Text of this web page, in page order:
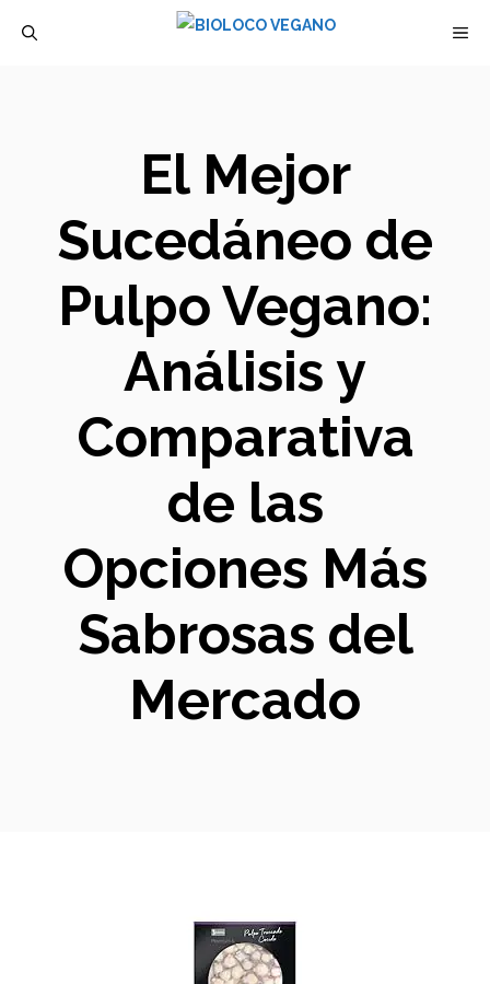
El Mejor
Sucedáneo de
Pulpo Vegano:
Análisis y
Comparativa
de las
Opciones Más
Sabrosas del
Mercado